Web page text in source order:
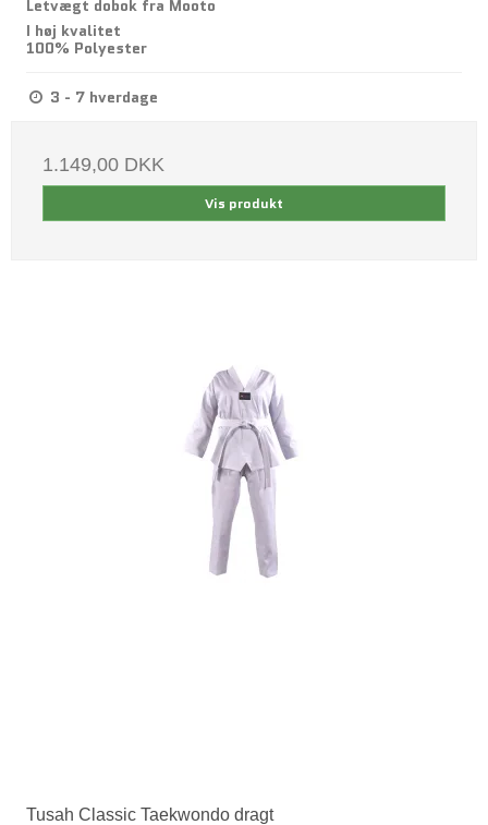
Letvægt dobok fra Mooto
I høj kvalitet
100% Polyester
3 - 7 hverdage
1.149,00 DKK
Vis produkt
Tusah Classic Taekwondo dragt